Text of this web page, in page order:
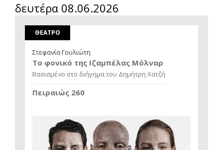
δευτέρα 08.06.2026
ΘΕΑΤΡΟ
Στεφανία Γουλιώτη
Το φονικό της Ιζαμπέλας Μόλναρ
Βασισμένο στο διήγημα του Δημήτρη Χατζή
Πειραιώς 260